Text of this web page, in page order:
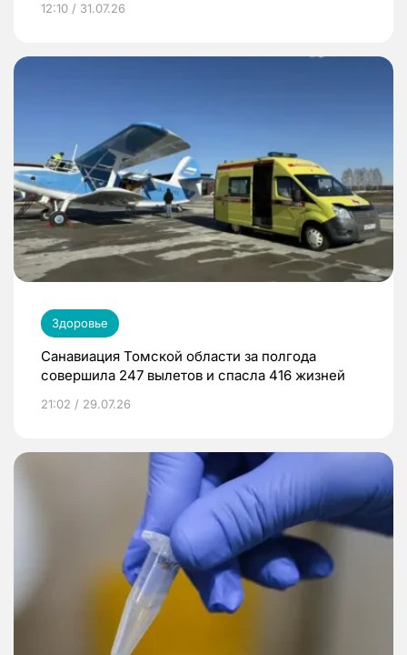
12:10 / 31.07.26
Здоровье
Санавиация Томской области за полгода
совершила 247 вылетов и спасла 416 жизней
21:02 / 29.07.26